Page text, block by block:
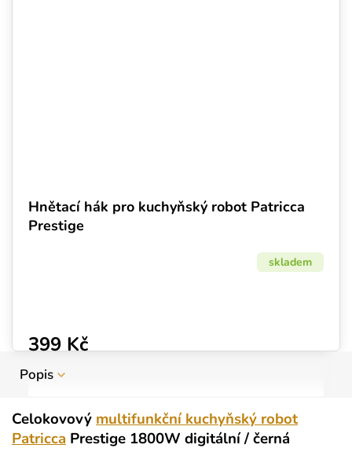
Hnětací hák pro kuchyňský robot Patricca
Prestige
skladem
399 Kč
Popis
Celokovový multifunkční kuchyňský robot
Patricca Prestige 1800W digitální / černá